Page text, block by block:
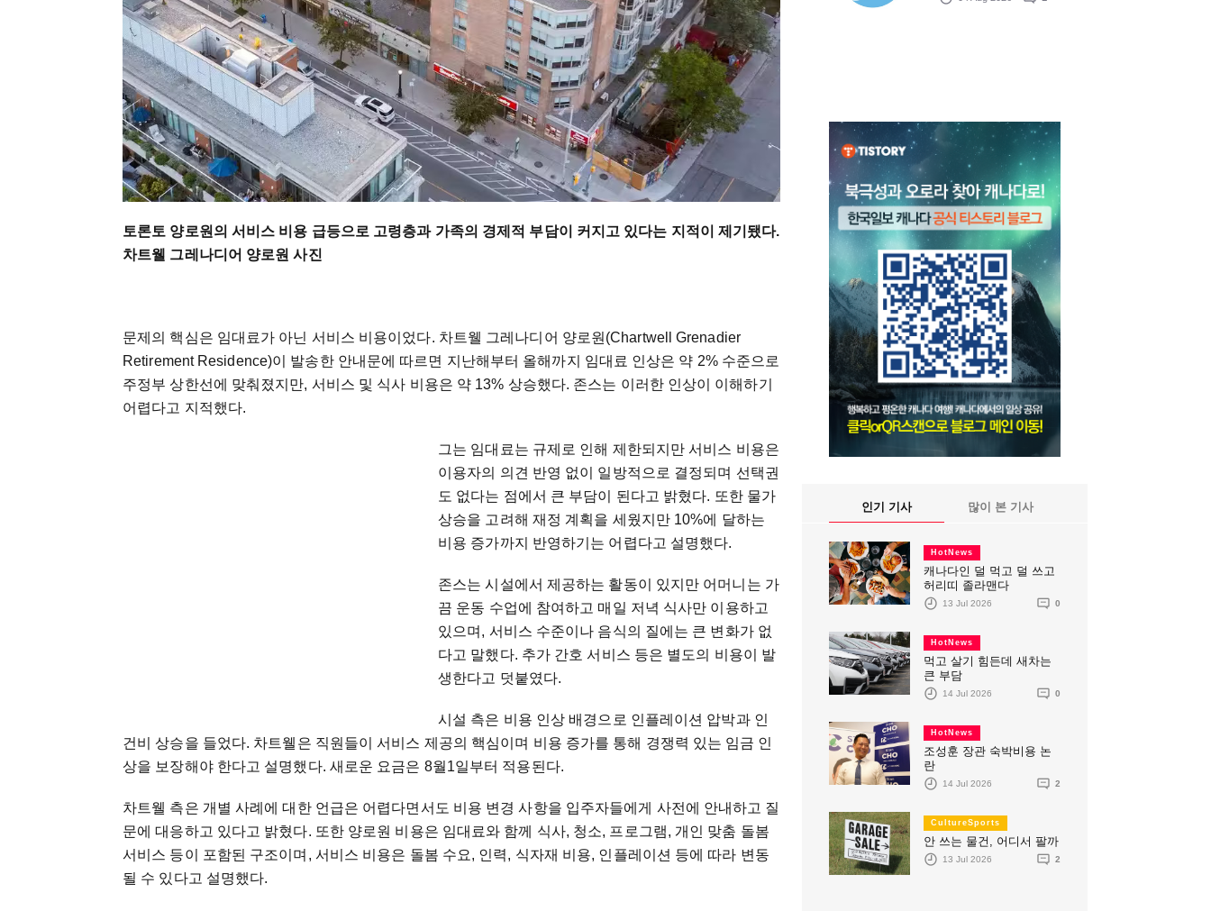
토론토 양로원의 서비스 비용 급등으로 고령층과 가족의 경제적 부담이 커지고 있다는 지적이 제기됐다.
차트웰 그레나디어 양로원 사진
문제의 핵심은 임대료가 아닌 서비스 비용이었다. 차트웰 그레나디어 양로원(Chartwell Grenadier
Retirement Residence)이 발송한 안내문에 따르면 지난해부터 올해까지 임대료 인상은 약 2% 수준으로
주정부 상한선에 맞춰졌지만, 서비스 및 식사 비용은 약 13% 상승했다. 존스는 이러한 인상이 이해하기
어렵다고 지적했다.
그는 임대료는 규제로 인해 제한되지만 서비스 비용은
이용자의 의견 반영 없이 일방적으로 결정되며 선택권
도 없다는 점에서 큰 부담이 된다고 밝혔다. 또한 물가
상승을 고려해 재정 계획을 세웠지만 10%에 달하는
비용 증가까지 반영하기는 어렵다고 설명했다.
존스는 시설에서 제공하는 활동이 있지만 어머니는 가
끔 운동 수업에 참여하고 매일 저녁 식사만 이용하고
있으며, 서비스 수준이나 음식의 질에는 큰 변화가 없
다고 말했다. 추가 간호 서비스 등은 별도의 비용이 발
생한다고 덧붙였다.
시설 측은 비용 인상 배경으로 인플레이션 압박과 인
건비 상승을 들었다. 차트웰은 직원들이 서비스 제공의 핵심이며 비용 증가를 통해 경쟁력 있는 임금 인
상을 보장해야 한다고 설명했다. 새로운 요금은 8월1일부터 적용된다.
차트웰 측은 개별 사례에 대한 언급은 어렵다면서도 비용 변경 사항을 입주자들에게 사전에 안내하고 질
문에 대응하고 있다고 밝혔다. 또한 양로원 비용은 임대료와 함께 식사, 청소, 프로그램, 개인 맞춤 돌봄
서비스 등이 포함된 구조이며, 서비스 비용은 돌봄 수요, 인력, 식자재 비용, 인플레이션 등에 따라 변동
될 수 있다고 설명했다.
인기 기사 많이 본 기사
HotNews
캐나다인 덜 먹고 덜 쓰고
허리띠 졸라맨다
13 Jul 2026 0
HotNews
먹고 살기 힘든데 새차는
큰 부담
14 Jul 2026 0
HotNews
조성훈 장관 숙박비용 논
란
14 Jul 2026 2
CultureSports
안 쓰는 물건, 어디서 팔까
13 Jul 2026 2